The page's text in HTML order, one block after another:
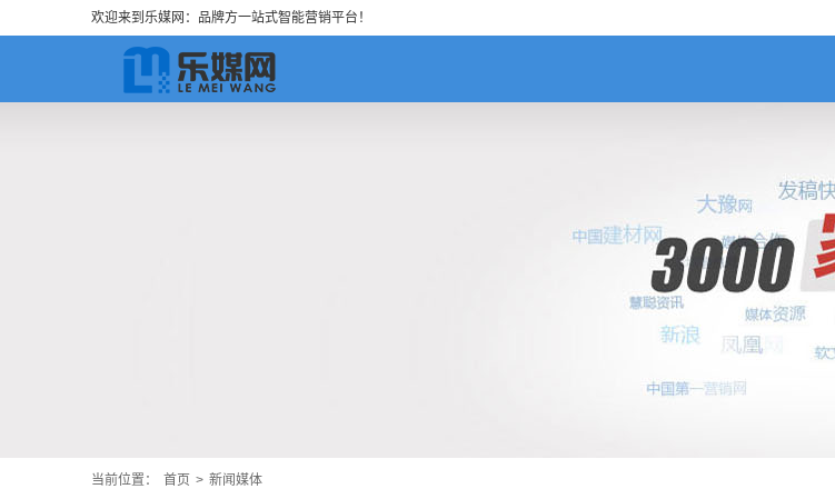
欢迎来到乐媒网：品牌方一站式智能营销平台！
当前位置： 首页 > 新闻媒体